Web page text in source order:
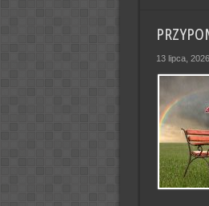
13 lipca, 2026